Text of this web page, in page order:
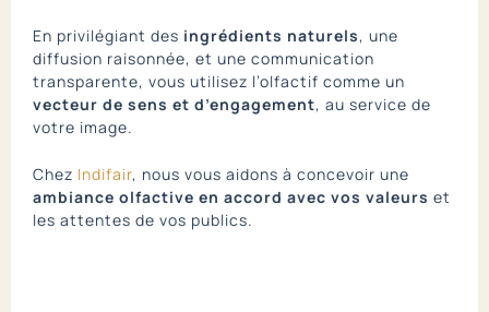
En privilégiant des ingrédients naturels, une
diffusion raisonnée, et une communication
transparente, vous utilisez l’olfactif comme un
vecteur de sens et d’engagement, au service de
votre image.
Chez Indifair, nous vous aidons à concevoir une
ambiance olfactive en accord avec vos valeurs et
les attentes de vos publics.